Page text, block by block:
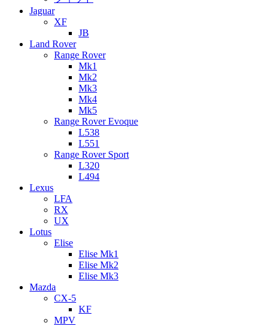
Jaguar
XF
JB
Land Rover
Range Rover
Mk1
Mk2
Mk3
Mk4
Mk5
Range Rover Evoque
L538
L551
Range Rover Sport
L320
L494
Lexus
LFA
RX
UX
Lotus
Elise
Elise Mk1
Elise Mk2
Elise Mk3
Mazda
CX-5
KF
MPV